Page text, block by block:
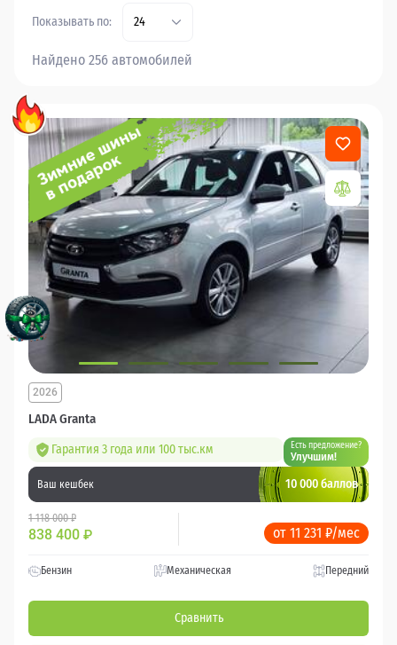
Показывать по: 24
Найдено 256 автомобилей
LADA Granta
2026
Гарантия 3 года или 100 тыс.км Есть предложение?
Улучшим!
Ваш кешбек 10 000 баллов
1 118 000 ₽
838 400 ₽ от 11 231 ₽/мес
Бензин Механическая Передний
Сравнить